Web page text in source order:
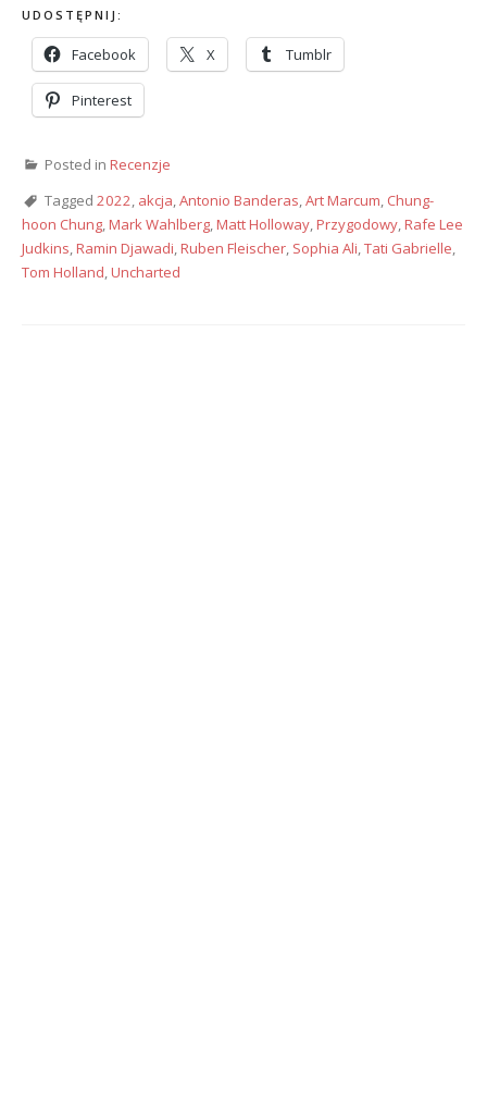
UDOSTĘPNIJ:
Facebook X Tumblr
Pinterest
Posted in Recenzje
Tagged 2022, akcja,Antonio Banderas,Art Marcum, Chung-
hoon Chung,Mark Wahlberg,Matt Holloway,Przygodowy,Rafe Lee
Judkins,Ramin Djawadi,Ruben Fleischer, Sophia Ali,Tati Gabrielle,
Tom Holland,Uncharted